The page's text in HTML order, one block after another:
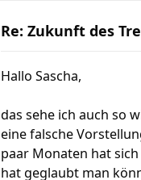
Re: Zukunft des
Hallo Sascha,
das sehe ich auch so
eine falsche
paar Monaten hat
hat geglaubt man